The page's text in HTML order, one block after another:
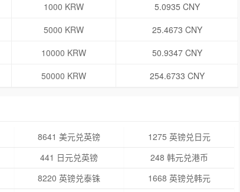
1000 KRW
5.0935 CNY
5000 KRW
25.4673 CNY
10000 KRW
50.9347 CNY
50000 KRW 254.6733 CNY
8641 美元兑英镑
1275 英镑兑日元
441 日元兑英镑
248 韩元兑港币
8220 英镑兑泰铢
1668 英镑兑韩元